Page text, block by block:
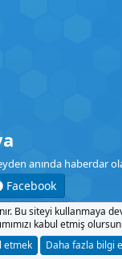
anında haberdar
Facebook
Instagram
Yardım Anasayfa
Bu siteyi kullanmaya
kabul etmiş
etmek
Daha fazla bilgi